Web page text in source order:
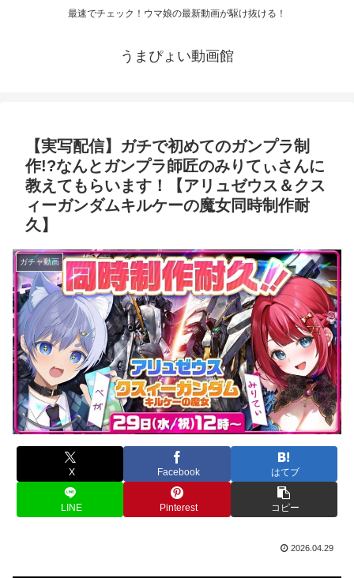
最速でチェック！ウマ娘の最新動画が駆け抜ける！
うまぴょい動画館
【実写配信】ガチで初めてのガンプラ制
作!?なんとガンプラ師匠のみりてぃさんに
教えてもらいます！【アリュゼウス＆クス
ィーガンダムキルケーの魔女同時制作耐
久】
ガチャ動画
X Facebook はてブ
LINE Pinterest コピー
2026.04.29